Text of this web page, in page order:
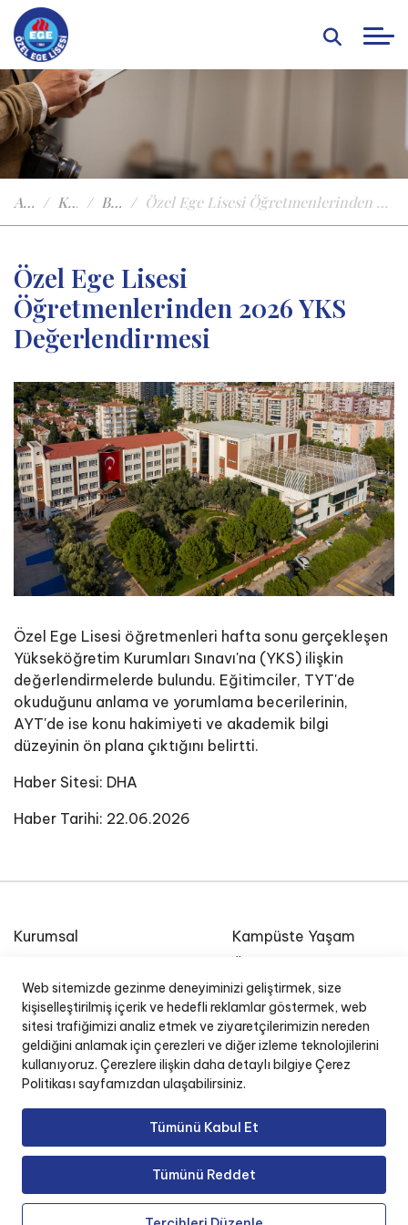
Web sitemizde gezinme deneyiminizi geliştirmek, size
kişiselleştirilmiş içerik ve hedefli reklamlar göstermek, web
sitesi trafiğimizi analiz etmek ve ziyaretçilerimizin nereden
geldiğini anlamak için çerezleri ve diğer izleme teknolojilerini
kullanıyoruz. Çerezlere ilişkin daha detaylı bilgiye Çerez
Politikası sayfamızdan ulaşabilirsiniz.
Tümünü Kabul Et
Tümünü Reddet
Anasayfa Kampüste Yaşam Basında Özel Ege Özel Ege Lisesi Öğretmenlerinden 2026 YKS Değerlendirmesi
Özel Ege Lisesi
Öğretmenlerinden 2026 YKS
Değerlendirmesi
Özel Ege Lisesi öğretmenleri hafta sonu gerçekleşen
Yükseköğretim Kurumları Sınavı'na (YKS) ilişkin
değerlendirmelerde bulundu. Eğitimciler, TYT'de
okuduğunu anlama ve yorumlama becerilerinin,
AYT'de ise konu hakimiyeti ve akademik bilgi
düzeyinin ön plana çıktığını belirtti.
Haber Sitesi: DHA
Haber Tarihi: 22.06.2026
Kurumsal
E-Posta
Kampüste Yaşam
Radyosu
İnsan Kaynakları
Okul Yönetim Sistemi
Copyright © 2025 Özel Ege Lisesi. Tüm Hakları